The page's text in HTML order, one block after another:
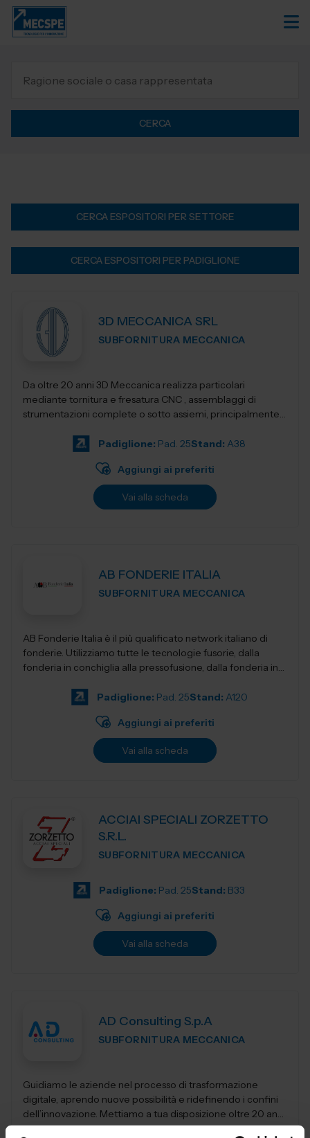
CERCA
CERCA ESPOSITORI PER SETTORE
CERCA ESPOSITORI PER PADIGLIONE
3D MECCANICA SRL
SUBFORNITURA MECCANICA
Da oltre 20 anni 3D Meccanica realizza particolari
mediante tornitura e fresatura CNC , assemblaggi di
strumentazioni complete o sotto assiemi, principalmente
Padiglione: Pad. 25Stand: A38
Aggiungi ai preferiti
Vai alla scheda
AB FONDERIE ITALIA
SUBFORNITURA MECCANICA
AB Fonderie Italia è il più qualificato network italiano di
fonderie. Utilizziamo tutte le tecnologie fusorie, dalla
fonderia in conchiglia alla pressofusione, dalla fonderia in
Padiglione: Pad. 25Stand: A120
Aggiungi ai preferiti
Vai alla scheda
ACCIAI SPECIALI ZORZETTO
S.R.L.
SUBFORNITURA MECCANICA
Padiglione: Pad. 25Stand: B33
Aggiungi ai preferiti
Vai alla scheda
AD Consulting S.p.A
SUBFORNITURA MECCANICA
Guidiamo le aziende nel processo di trasformazione
digitale, aprendo nuove possibilità e ridefinendo i confini
dell’innovazione. Mettiamo a tua disposizione oltre 20 anni
di esperienza nel sett...